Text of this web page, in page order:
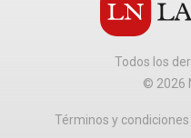
Todos los
© 2026
Términos y